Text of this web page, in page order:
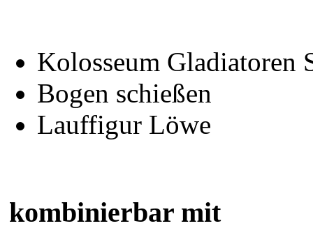
Kolosseum Gladiatoren
Bogen schießen
Lauffigur Löwe
kombinierbar mit